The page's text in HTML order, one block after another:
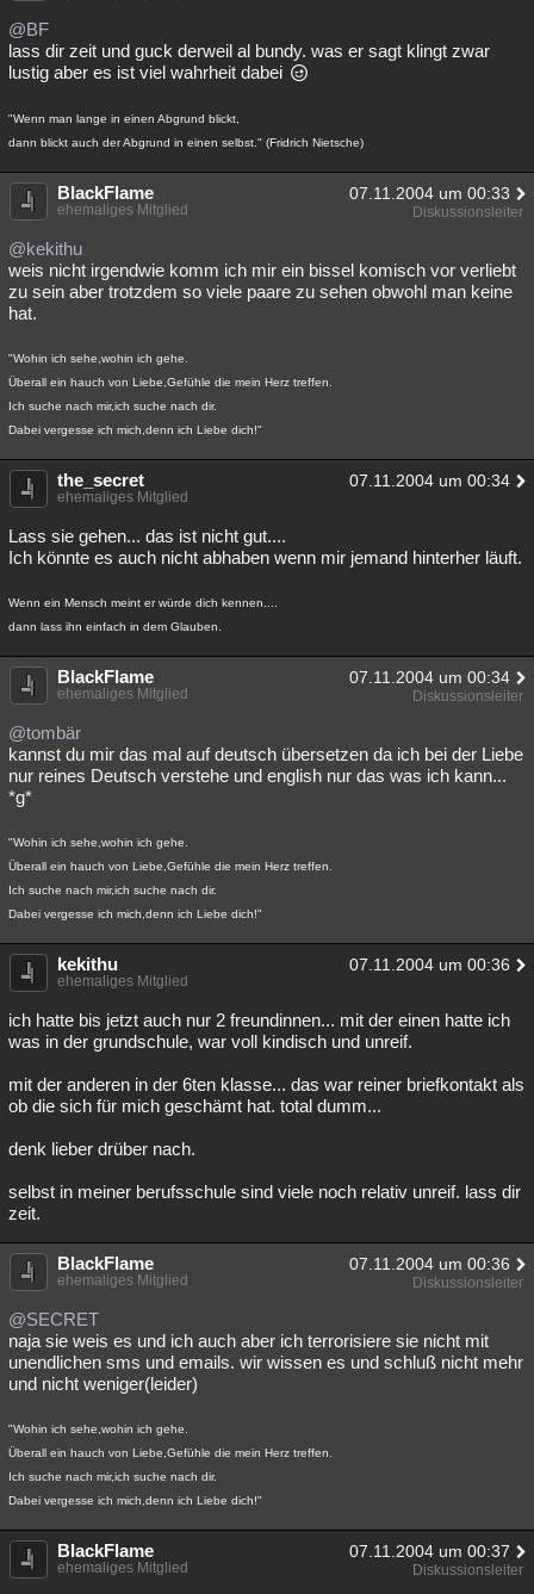
@BF
lass dir zeit und guck derweil al bundy. was er sagt klingt zwar
lustig aber es ist viel wahrheit dabei
"Wenn man lange in einen Abgrund blickt,
dann blickt auch der Abgrund in einen selbst." (Fridrich Nietsche)
BlackFlame 07.11.2004 um 00:33
ehemaliges Mitglied Diskussionsleiter
@kekithu
weis nicht irgendwie komm ich mir ein bissel komisch vor verliebt
zu sein aber trotzdem so viele paare zu sehen obwohl man keine
hat.
"Wohin ich sehe,wohin ich gehe.
Überall ein hauch von Liebe,Gefühle die mein Herz treffen.
Ich suche nach mir,ich suche nach dir.
Dabei vergesse ich mich,denn ich Liebe dich!"
the_secret 07.11.2004 um 00:34
ehemaliges Mitglied
Lass sie gehen... das ist nicht gut....
Ich könnte es auch nicht abhaben wenn mir jemand hinterher läuft.
Wenn ein Mensch meint er würde dich kennen....
dann lass ihn einfach in dem Glauben.
BlackFlame 07.11.2004 um 00:34
ehemaliges Mitglied Diskussionsleiter
@tombär
kannst du mir das mal auf deutsch übersetzen da ich bei der Liebe
nur reines Deutsch verstehe und english nur das was ich kann...
*g*
"Wohin ich sehe,wohin ich gehe.
Überall ein hauch von Liebe,Gefühle die mein Herz treffen.
Ich suche nach mir,ich suche nach dir.
Dabei vergesse ich mich,denn ich Liebe dich!"
kekithu 07.11.2004 um 00:36
ehemaliges Mitglied
ich hatte bis jetzt auch nur 2 freundinnen... mit der einen hatte ich
was in der grundschule, war voll kindisch und unreif.
mit der anderen in der 6ten klasse... das war reiner briefkontakt als
ob die sich für mich geschämt hat. total dumm...
denk lieber drüber nach.
selbst in meiner berufsschule sind viele noch relativ unreif. lass dir
zeit.
BlackFlame 07.11.2004 um 00:36
ehemaliges Mitglied Diskussionsleiter
@SECRET
naja sie weis es und ich auch aber ich terrorisiere sie nicht mit
unendlichen sms und emails. wir wissen es und schluß nicht mehr
und nicht weniger(leider)
"Wohin ich sehe,wohin ich gehe.
Überall ein hauch von Liebe,Gefühle die mein Herz treffen.
Ich suche nach mir,ich suche nach dir.
Dabei vergesse ich mich,denn ich Liebe dich!"
BlackFlame 07.11.2004 um 00:37
ehemaliges Mitglied Diskussionsleiter